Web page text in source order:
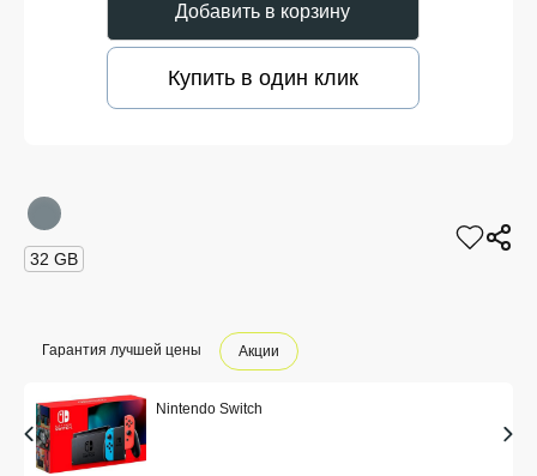
Добавить в корзину
Купить в один клик
32 GB
Гарантия лучшей цены Акции
Nintendo Switch